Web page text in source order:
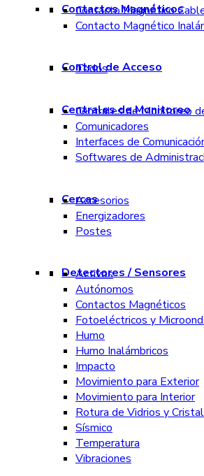
Contactos Magnéticos
Contacto Magnético
Contacto Magnético
Control de Acceso
Todos
Centrales de Monitoreo
Centrales de Monitoreo
Comunicadores
Interfaces de
Softwares de
Cercas
Accesorios
Energizadores
Postes
Detectores / Sensores
Activos
Autónomos
Contactos Magnéticos
Fotoeléctricos y
Humo
Humo Inalámbricos
Impacto
Movimiento para Exterior
Movimiento para Interior
Rotura de Vidrios y
Sísmico
Temperatura
Vibraciones